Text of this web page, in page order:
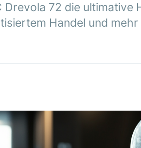
Drevola 72 die ultimative
Handel und